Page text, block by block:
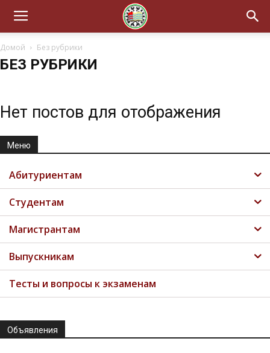
Домой Без рубрики
БЕЗ РУБРИКИ
Нет постов для отображения
Меню
Абитуриентам
Студентам
Магистрантам
Выпускникам
Тесты и вопросы к экзаменам
Объявления